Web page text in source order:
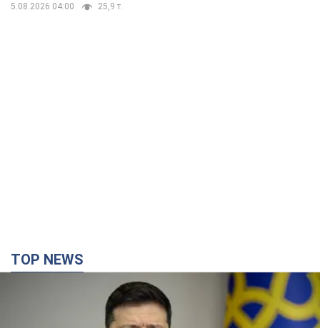
5.08.2026 04:00 25,9 т.
TOP NEWS